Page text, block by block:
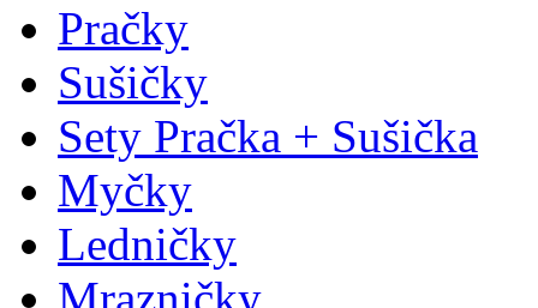
Pračky
Sušičky
Sety Pračka + Sušička
Myčky
Ledničky
Mrazničky